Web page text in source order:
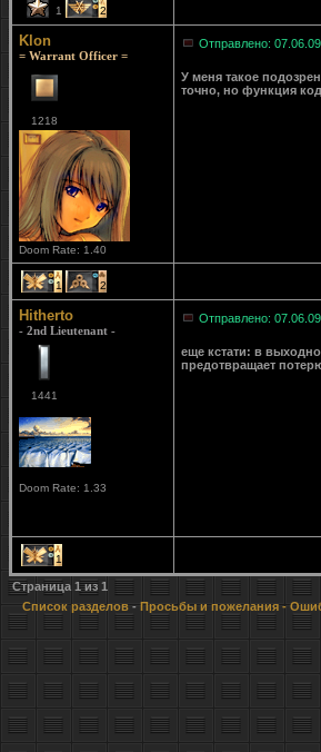
1 2
Klon
= Warrant Officer =
1218
Doom Rate: 1.40
Отправлено:
У меня такое
точно, но функция
1 2
Hitherto
- 2nd Lieutenant -
1441
Doom Rate: 1.33
Отправлено:
еще кстати: в
предотвращает
1
Страница 1из 1
Список разделов - Просьбы и пожелания -